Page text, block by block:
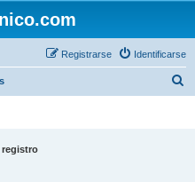
Identificarse
Registrarse
registro